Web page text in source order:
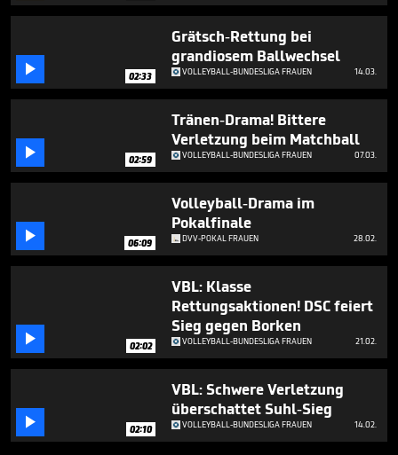
 02:33
Grätsch-Rettung bei
grandiosem Ballwechsel
VOLLEYBALL-BUNDESLIGA FRAUEN 14.03.
 02:59
Tränen-Drama! Bittere
Verletzung beim Matchball
VOLLEYBALL-BUNDESLIGA FRAUEN 07.03.
 06:09
Volleyball-Drama im
Pokalfinale
DVV-POKAL FRAUEN 28.02.
 02:02
VBL: Klasse
Rettungsaktionen! DSC feiert
Sieg gegen Borken
VOLLEYBALL-BUNDESLIGA FRAUEN 21.02.
 02:10
VBL: Schwere Verletzung
überschattet Suhl-Sieg
VOLLEYBALL-BUNDESLIGA FRAUEN 14.02.